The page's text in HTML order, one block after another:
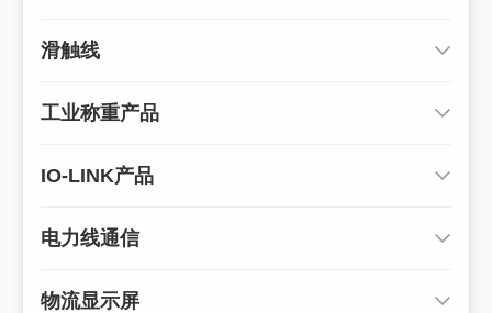
滑触线
工业称重产品
IO-LINK产品
电力线通信
物流显示屏